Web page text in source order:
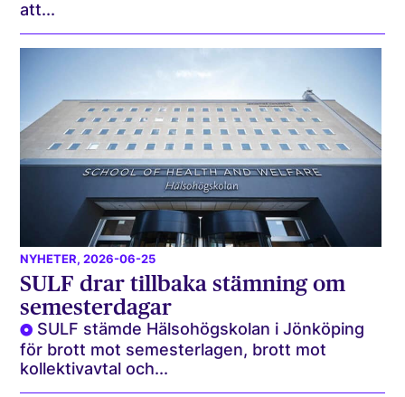
att...
NYHETER, 2026-06-25
SULF drar tillbaka stämning om
semesterdagar
SULF stämde Hälsohögskolan i Jönköping
för brott mot semesterlagen, brott mot
kollektivavtal och...